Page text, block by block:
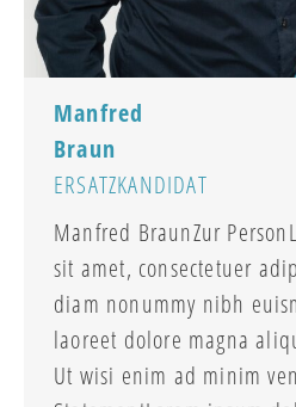
Manfred
Braun
ERSATZKANDIDAT
Manfred BraunZur
sit amet, consectetuer
diam nonummy nibh
laoreet dolore magna
Ut wisi enim ad minim